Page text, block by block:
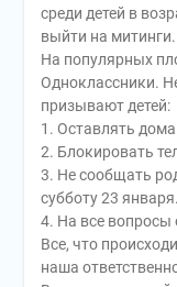
среди детей в
выйти на митинги.
На популярных
Одноклассники.
призывают детей:
1. Оставлять
2. Блокировать
3. Не сообщать
субботу 23 января.
4. На все вопросы
Все, что
наша